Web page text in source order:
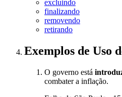
excluindo
finalizando
removendo
retirando
Exemplos de Uso
O governo está
combater a inflação.